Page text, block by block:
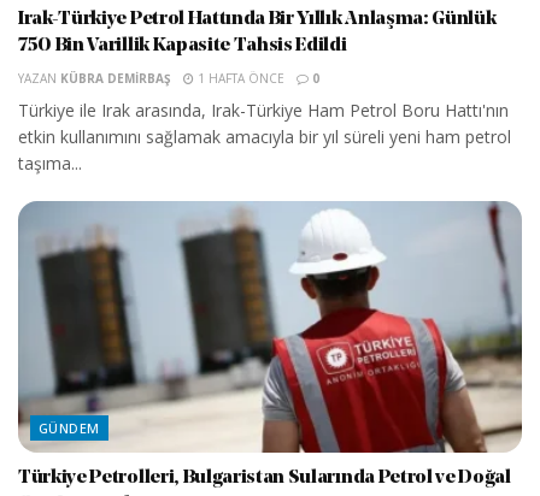
Irak-Türkiye Petrol Hattında Bir Yıllık Anlaşma: Günlük
750 Bin Varillik Kapasite Tahsis Edildi
YAZAN KÜBRA DEMIRBAŞ 1 HAFTA ÖNCE 0
Türkiye ile Irak arasında, Irak-Türkiye Ham Petrol Boru Hattı'nın
etkin kullanımını sağlamak amacıyla bir yıl süreli yeni ham petrol
taşıma...
GÜNDEM
Türkiye Petrolleri, Bulgaristan Sularında Petrol ve Doğal